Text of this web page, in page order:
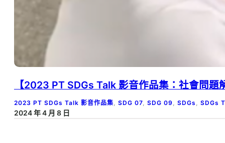
【2023 PT SDGs Talk 影音作品集：社會問
2023 PT SDGs Talk 影音作品集 SDG 07 SDG 09 SDGs SDGs
2024 年 4 月 8 日